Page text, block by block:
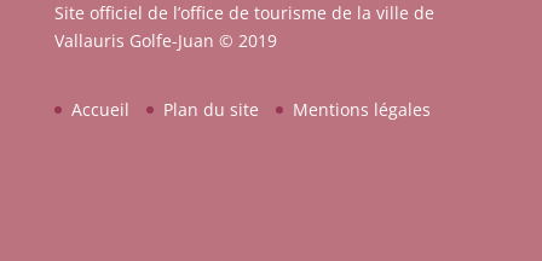
Site officiel de l’office de tourisme de la ville de
Vallauris Golfe-Juan © 2019
Accueil Plan du site Mentions légales